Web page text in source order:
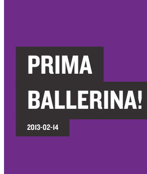
PRIMA
BALLERINA!
2013-02-14